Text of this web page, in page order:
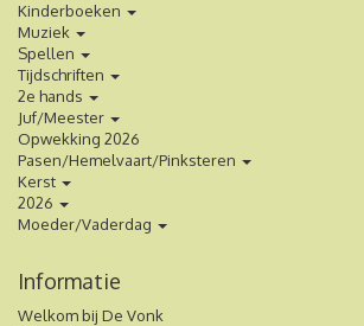
Kinderboeken
Muziek
Spellen
Tijdschriften
2e hands
Juf/Meester
Opwekking 2026
Pasen/Hemelvaart/Pinksteren
Kerst
2026
Moeder/Vaderdag
Informatie
Welkom bij De Vonk